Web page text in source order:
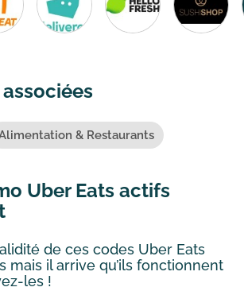
& Restaurants
Uber Eats actifs
de ces codes Uber Eats
mais il arrive qu’ils fonctionnent
les !